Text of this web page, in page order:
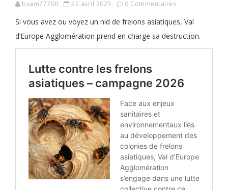
bvam77700 22 avril 2023 0 Commentaires
Si vous avez ou voyez un nid de frelons asiatiques, Val
d’Europe Agglomération prend en charge sa destruction.